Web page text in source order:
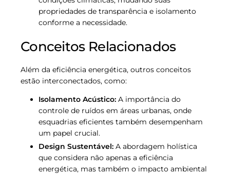
propriedades de transparência e isolamento
conforme a necessidade.
Conceitos Relacionados
Além da eficiência energética, outros conceitos
estão interconectados, como:
Isolamento Acústico: A importância do
controle de ruídos em áreas urbanas, onde
esquadrias eficientes também desempenham
um papel crucial.
Design Sustentável: A abordagem holística
que considera não apenas a eficiência
energética, mas também o impacto ambiental